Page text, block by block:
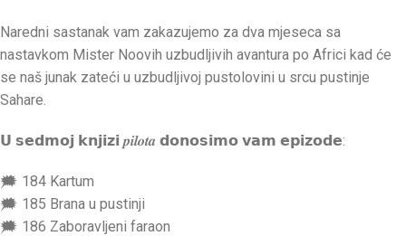
Naredni sastanak vam zakazujemo za dva mjeseca sa
nastavkom Mister Noovih uzbudljivih avantura po Africi kad će
se naš junak zateći u uzbudljivoj pustolovini u srcu pustinje
Sahare.
𝗨 𝘀𝗲𝗱𝗺𝗼𝗷 𝗸𝗻𝗷𝗶𝘇𝗶 𝒑𝒊𝒍𝒐𝒕𝒂 𝗱𝗼𝗻𝗼𝘀𝗶𝗺𝗼 𝘃𝗮𝗺 𝗲𝗽𝗶𝘇𝗼𝗱𝗲:
🗯 184 Kartum
🗯 185 Brana u pustinji
🗯 186 Zaboravljeni faraon